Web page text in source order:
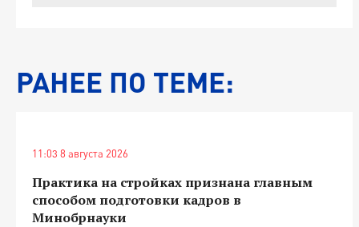
РАНЕЕ ПО ТЕМЕ:
11:03 8 августа 2026
Практика на стройках признана главным
способом подготовки кадров в
Минобрнауки